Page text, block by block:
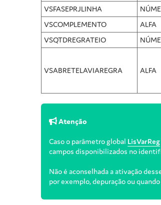
VSFASEPRJLINHA
VSCOMPLEMENTO
ALFA
VSQTDREGRATEIO
VSABRETELAVIAREGRA ALFA
Atenção
Caso o parâmetro global LisVarReg
campos disponibilizados no
Não é aconselhada a ativação
por exemplo, depuração ou